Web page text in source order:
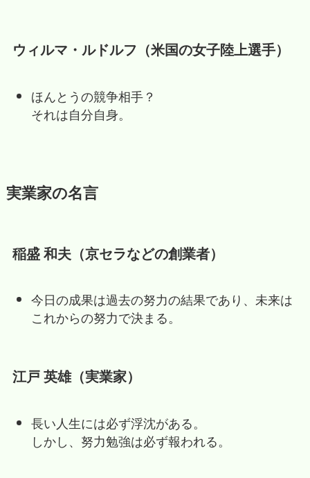
ウィルマ・ルドルフ（米国の女子陸上選手）
ほんとうの競争相手？
それは自分自身。
実業家の名言
稲盛 和夫（京セラなどの創業者）
今日の成果は過去の努力の結果であり、未来は
これからの努力で決まる。
江戸 英雄（実業家）
長い人生には必ず浮沈がある。
しかし、努力勉強は必ず報われる。